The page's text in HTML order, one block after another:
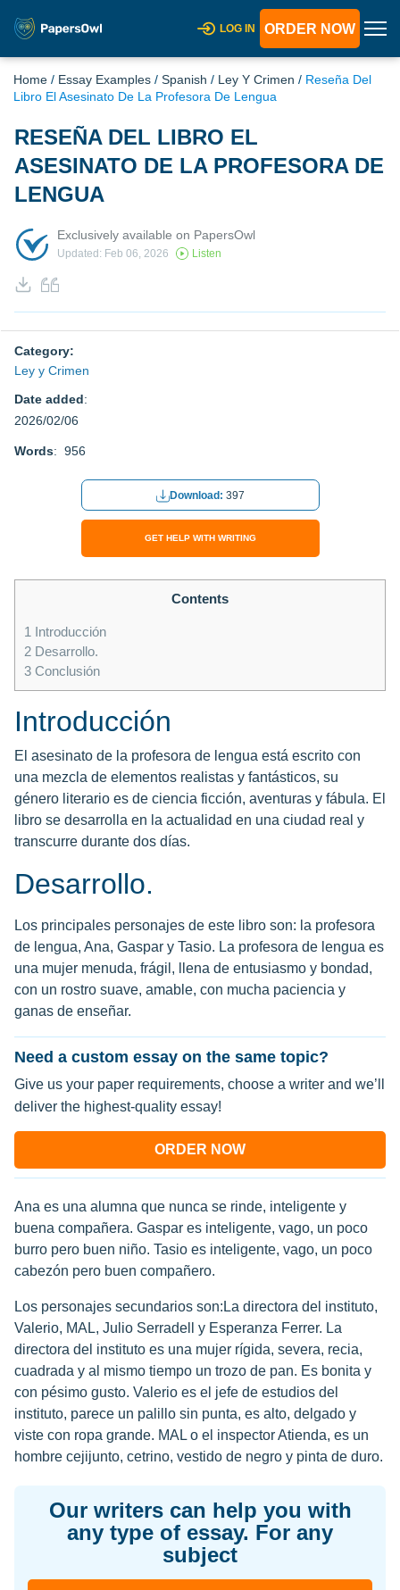
LOG IN ORDER NOW
Home / Essay Examples / Spanish / Ley Y Crimen / Reseña Del
Libro El Asesinato De La Profesora De Lengua
RESEÑA DEL LIBRO EL
ASESINATO DE LA PROFESORA DE
LENGUA
Exclusively available on PapersOwl
Updated: Feb 06, 2026 Listen
Category:
Ley y Crimen
Date added:
2026/02/06
Words: 956
Download: 397
GET HELP WITH WRITING
Contents
1 Introducción
2 Desarrollo.
3 Conclusión
Introducción
El asesinato de la profesora de lengua está escrito con
una mezcla de elementos realistas y fantásticos, su
género literario es de ciencia ficción, aventuras y fábula. El
libro se desarrolla en la actualidad en una ciudad real y
transcurre durante dos días.
Desarrollo.
Los principales personajes de este libro son: la profesora
de lengua, Ana, Gaspar y Tasio. La profesora de lengua es
una mujer menuda, frágil, llena de entusiasmo y bondad,
con un rostro suave, amable, con mucha paciencia y
ganas de enseñar.
Need a custom essay on the same topic?
Give us your paper requirements, choose a writer and we’ll
deliver the highest-quality essay!
ORDER NOW
Ana es una alumna que nunca se rinde, inteligente y
buena compañera. Gaspar es inteligente, vago, un poco
burro pero buen niño. Tasio es inteligente, vago, un poco
cabezón pero buen compañero.
Los personajes secundarios son:La directora del instituto,
Valerio, MAL, Julio Serradell y Esperanza Ferrer. La
directora del instituto es una mujer rígida, severa, recia,
cuadrada y al mismo tiempo un trozo de pan. Es bonita y
con pésimo gusto. Valerio es el jefe de estudios del
instituto, parece un palillo sin punta, es alto, delgado y
viste con ropa grande. MAL o el inspector Atienda, es un
hombre cejijunto, cetrino, vestido de negro y pinta de duro.
Our writers can help you with
any type of essay. For any
subject